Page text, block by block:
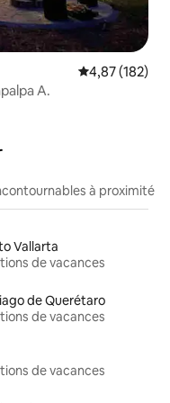
Évaluation
4,87 (182)
A.
à proximité
Vallarta
de vacances
de Querétaro
de vacances
de vacances